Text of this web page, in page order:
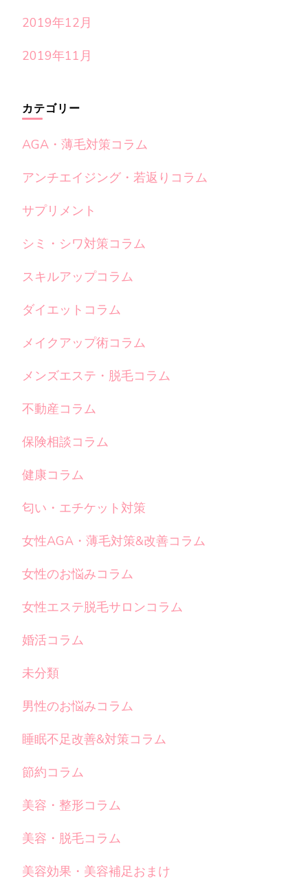
2019年12月
2019年11月
カテゴリー
AGA・薄毛対策コラム
アンチエイジング・若返りコラム
サプリメント
シミ・シワ対策コラム
スキルアップコラム
ダイエットコラム
メイクアップ術コラム
メンズエステ・脱毛コラム
不動産コラム
保険相談コラム
健康コラム
匂い・エチケット対策
女性AGA・薄毛対策&改善コラム
女性のお悩みコラム
女性エステ脱毛サロンコラム
婚活コラム
未分類
男性のお悩みコラム
睡眠不足改善&対策コラム
節約コラム
美容・整形コラム
美容・脱毛コラム
美容効果・美容補足おまけ